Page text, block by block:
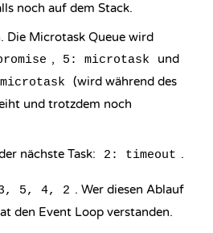
noch auf dem Stack.
Die Microtask Queue wird
, 5: microtask
und
(wird während des
und trotzdem noch
nächste Task:
2: timeout .
5, 4, 2 . Wer diesen Ablauf
den Event Loop verstanden.